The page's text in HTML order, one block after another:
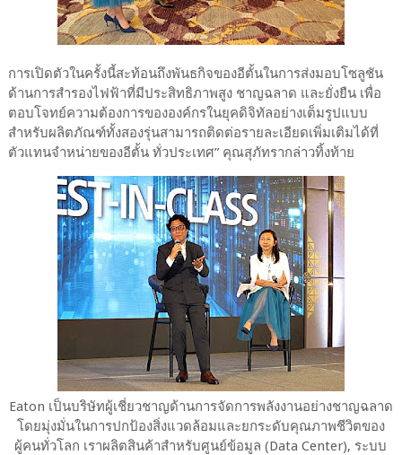
การเปิดตัวในครั้งนี้สะท้อนถึงพันธกิจของอีตั้นในการส่งมอบโซลูชัน
ด้านการสำรองไฟฟ้าที่มีประสิทธิภาพสูง ชาญฉลาด และยั่งยืน เพื่อ
ตอบโจทย์ความต้องการขององค์กรในยุคดิจิทัลอย่างเต็มรูปแบบ
สำหรับผลิตภัณฑ์ทั้งสองรุ่นสามารถติดต่อรายละเอียดเพิ่มเติมได้ที่
ตัวแทนจำหน่ายของอีตั้น ทั่วประเทศ” คุณสุภัทรากล่าวทิ้งท้าย
Eaton เป็นบริษัทผู้เชี่ยวชาญด้านการจัดการพลังงานอย่างชาญฉลาด
โดยมุ่งมั่นในการปกป้องสิ่งแวดล้อมและยกระดับคุณภาพชีวิตของ
ผู้คนทั่วโลก เราผลิตสินค้าสำหรับศูนย์ข้อมูล (Data Center), ระบบ